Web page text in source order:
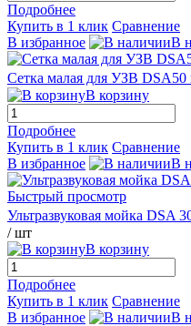
Подробнее
Купить в 1 клик Сравнение
В избранное
В
Сетка малая для УЗВ DSA50
В корзину
Подробнее
Купить в 1 клик Сравнение
В избранное
В
Быстрый просмотр
Ультразвуковая мойка DSA
/ шт
В корзину
Подробнее
Купить в 1 клик Сравнение
В избранное
В